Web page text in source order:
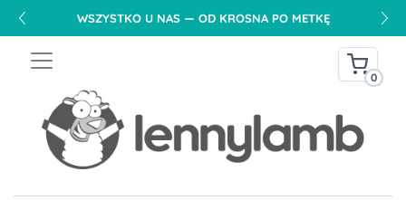
WSZYSTKO U NAS — OD KROSNA PO METKĘ
0